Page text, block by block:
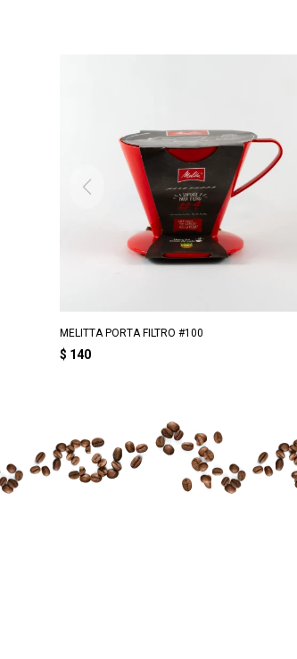
MELITTA PORTA FILTRO #100
$ 140